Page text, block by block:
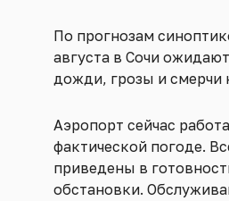
По прогнозам
августа в Сочи
дожди, грозы и смерчи
Аэропорт сейчас
фактической погоде.
приведены в
обстановки.